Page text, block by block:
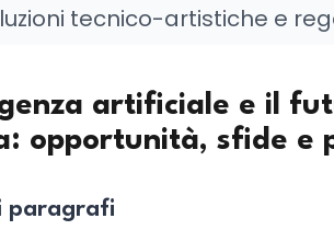
tecnico-artistiche e
artificiale e il
opportunità, sfide e
paragrafi